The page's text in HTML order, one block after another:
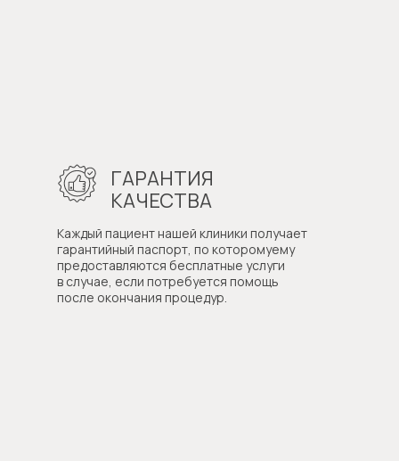
ГАРАНТИЯ
КАЧЕСТВА
Каждый пациент нашей клиники получает
гарантийный паспорт, по которомуему
предоставляются бесплатные услуги
в случае, если потребуется помощь
после окончания процедур.